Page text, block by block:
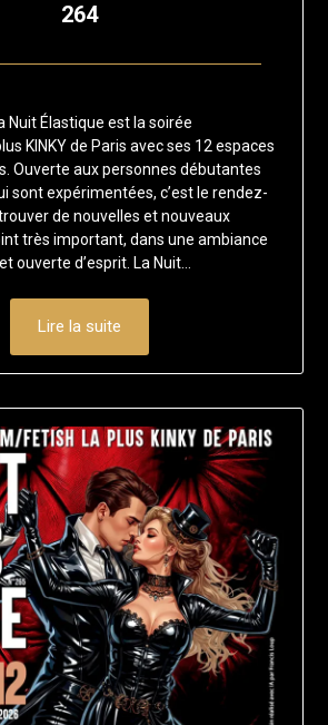
264
12
juillet
2026
loup
Nuit Élastique est la soirée
KINKY de Paris avec ses 12 espaces
Ouverte aux personnes débutantes
sont expérimentées, c’est le rendez-
de nouvelles et nouveaux
très important, dans une ambiance
ouverte d’esprit. La Nuit…
Lire la suite